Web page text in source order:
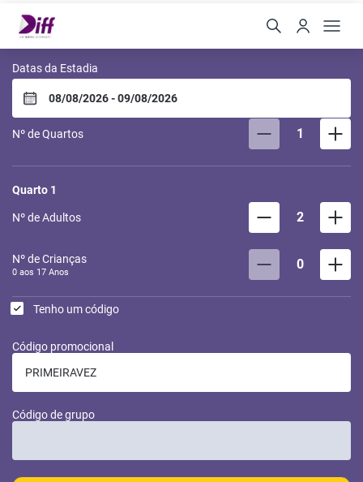
Diff Hotel by Easy Hotéis
Datas da Estadia
Nº de Quartos 1
Quarto 1
Nº de Adultos 2
Nº de Crianças
0 aos 17 Anos 0
Tenho um código
Código promocional
Código de grupo